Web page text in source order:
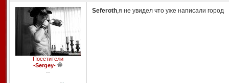
Посетители
-Sergey-
--
Seferoth,я не увидел что уже написали город